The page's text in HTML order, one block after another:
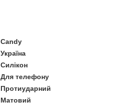
Candy
Україна
Силікон
Для телефону
Протиударний
Матовий